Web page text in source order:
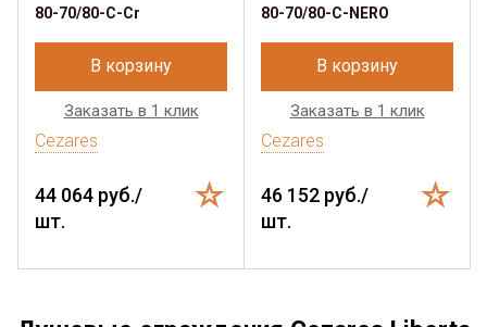
80-70/80-C-Cr
В корзину
Заказать в 1 клик
Cezares
44 064 руб./
шт.
80-70/80-C-NERO
В корзину
Заказать в 1 клик
Cezares
46 152 руб./
шт.